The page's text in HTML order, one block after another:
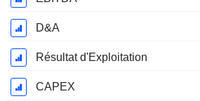
D&A
Résultat d'Exploitation
CAPEX